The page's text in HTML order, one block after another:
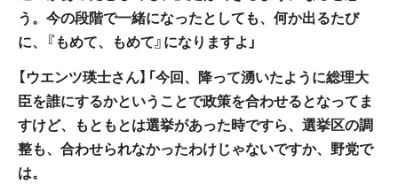
う。今の段階で一緒になったとしても、何か出るたび
に、『もめて、もめて』になりますよ」
【ウエンツ瑛士さん】「今回、降って湧いたように総理大
臣を誰にするかということで政策を合わせるとなってま
すけど、もともとは選挙があった時ですら、選挙区の調
整も、合わせられなかったわけじゃないですか、野党で
は。